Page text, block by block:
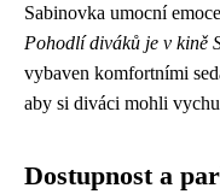
Sabinovka umocní
Pohodlí diváků je v kině
vybaven komfortními
aby si diváci mohli
Dostupnost a